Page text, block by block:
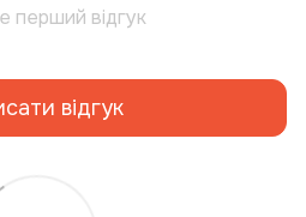
перший відгук
відгук